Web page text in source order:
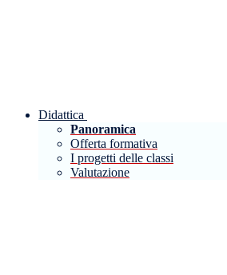
Didattica
Panoramica
Offerta formativa
I progetti delle classi
Valutazione